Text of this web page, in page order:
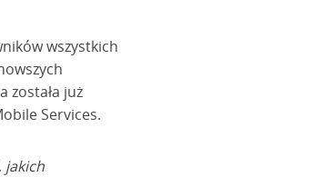
wszystkich
została już
Services.
jakich